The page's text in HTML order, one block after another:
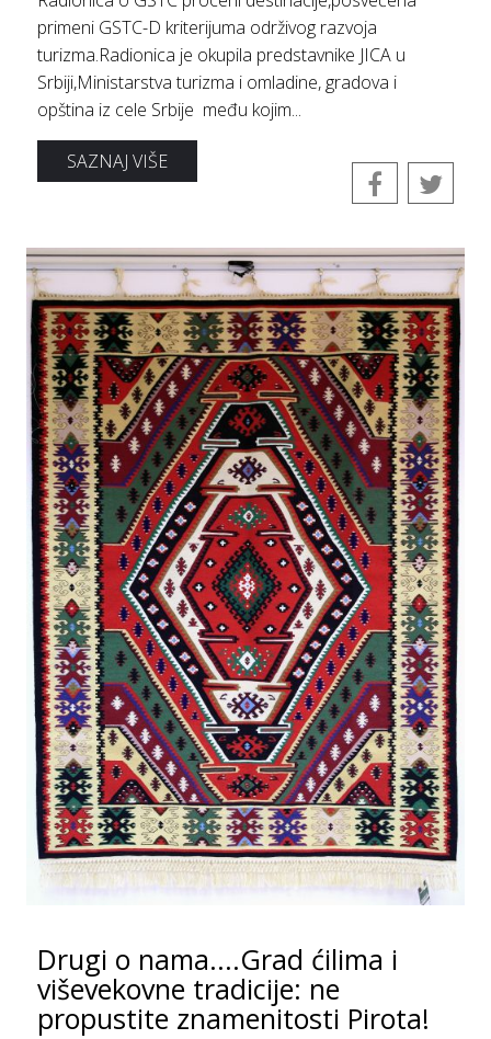
primeni GSTC-D kriterijuma održivog razvoja
turizma.Radionica je okupila predstavnike JICA u
Srbiji,Ministarstva turizma i omladine, gradova i
opština iz cele Srbije među kojim...
SAZNAJ VIŠE
Drugi o nama....Grad ćilima i
viševekovne tradicije: ne
propustite znamenitosti Pirota!